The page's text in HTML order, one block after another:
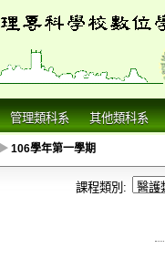
管理類科系 其他類科系
▶106學年第一學期
課程類別: